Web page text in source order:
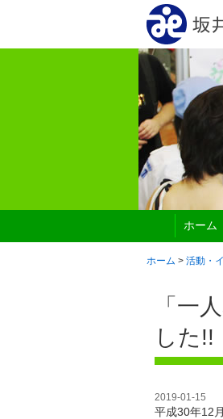
ホーム
ホーム > 活動・
「一
した!!
2019-01-15
平成30年12